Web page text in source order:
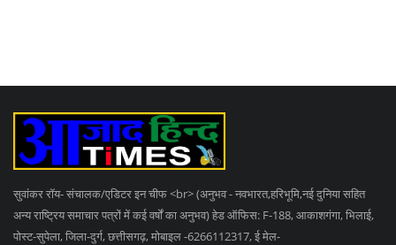
सुवांकर रॉय- संचालक/एडिटर इन चीफ <br> (अनुभव - नवभारत,हरिभूमि,नई दुनिया सहित
अन्य राष्ट्रिय समाचार पत्रों में कई वर्षों का अनुभव) हेड ऑफिस: F-188, आकाशगंगा, भिलाई,
पोस्ट-सुपेला, जिला-दुर्ग, छत्तीसगढ़, मोबाइल -6266112317, ई मेल-